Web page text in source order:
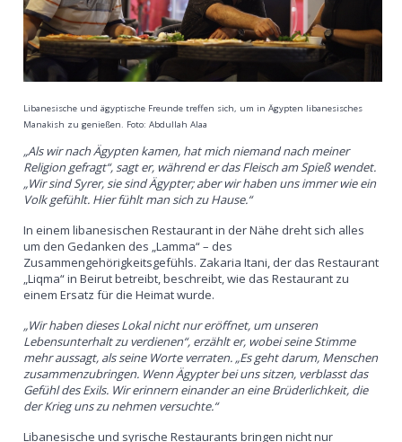
Libanesische und ägyptische Freunde treffen sich, um in Ägypten libanesisches
Manakish zu genießen. Foto: Abdullah Alaa
„Als wir nach Ägypten kamen, hat mich niemand nach meiner
Religion gefragt“, sagt er, während er das Fleisch am Spieß wendet.
„Wir sind Syrer, sie sind Ägypter; aber wir haben uns immer wie ein
Volk gefühlt. Hier fühlt man sich zu Hause.“
In einem libanesischen Restaurant in der Nähe dreht sich alles
um den Gedanken des „Lamma“ – des
Zusammengehörigkeitsgefühls. Zakaria Itani, der das Restaurant
„Liqma“ in Beirut betreibt, beschreibt, wie das Restaurant zu
einem Ersatz für die Heimat wurde.
„Wir haben dieses Lokal nicht nur eröffnet, um unseren
Lebensunterhalt zu verdienen“, erzählt er, wobei seine Stimme
mehr aussagt, als seine Worte verraten. „Es geht darum, Menschen
zusammenzubringen. Wenn Ägypter bei uns sitzen, verblasst das
Gefühl des Exils. Wir erinnern einander an eine Brüderlichkeit, die
der Krieg uns zu nehmen versuchte.“
Libanesische und syrische Restaurants bringen nicht nur